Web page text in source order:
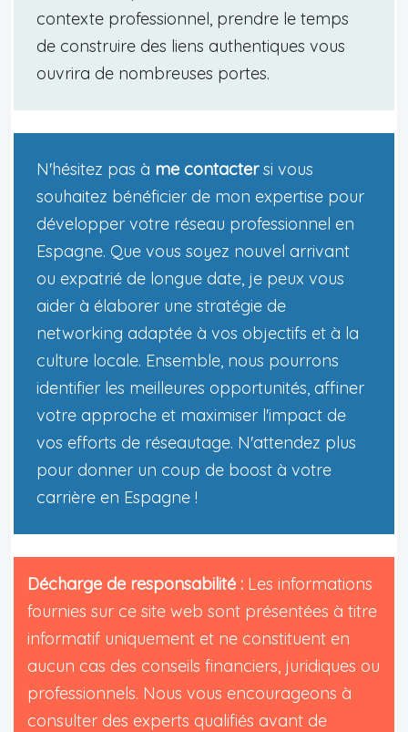
contexte professionnel, prendre le temps
de construire des liens authentiques vous
ouvrira de nombreuses portes.
N'hésitez pas à me contactersi vous
souhaitez bénéficier de mon expertise pour
développer votre réseau professionnel en
Espagne. Que vous soyez nouvel arrivant
ou expatrié de longue date, je peux vous
aider à élaborer une stratégie de
networking adaptée à vos objectifs et à la
culture locale. Ensemble, nous pourrons
identifier les meilleures opportunités, affiner
votre approche et maximiser l'impact de
vos efforts de réseautage. N'attendez plus
pour donner un coup de boost à votre
carrière en Espagne !
Décharge de responsabilité : Les informations
fournies sur ce site web sont présentées à titre
informatif uniquement et ne constituent en
aucun cas des conseils financiers, juridiques ou
professionnels. Nous vous encourageons à
consulter des experts qualifiés avant de